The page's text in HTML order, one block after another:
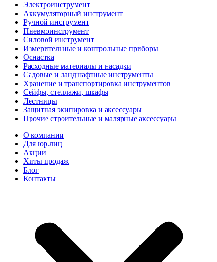
Электроинструмент
Аккумуляторный инструмент
Ручной инструмент
Пневмоинструмент
Силовой инструмент
Измерительные и контрольные приборы
Оснастка
Расходные материалы и насадки
Садовые и ландшафтные инструменты
Хранение и транспортировка инструментов
Сейфы, стеллажи, шкафы
Лестницы
Защитная экипировка и аксессуары
Прочие строительные и малярные аксессуары
О компании
Для юр.лиц
Акции
Хиты продаж
Блог
Контакты